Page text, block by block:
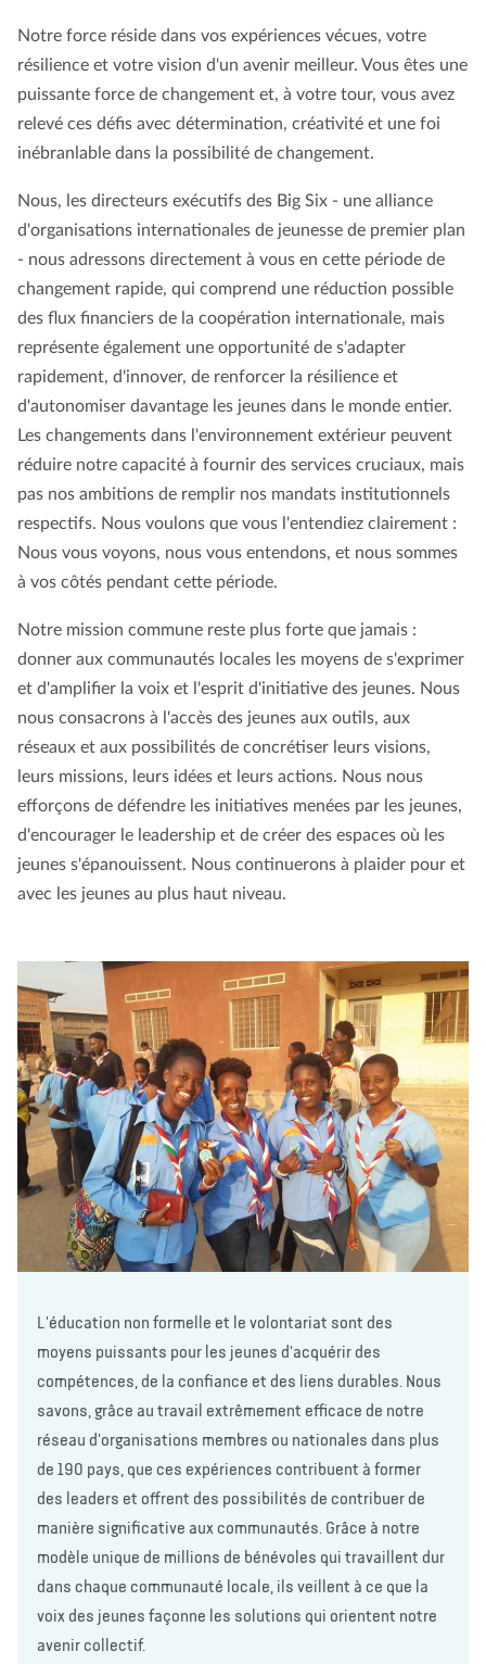
Notre force réside dans vos expériences vécues, votre
résilience et votre vision d'un avenir meilleur. Vous êtes une
puissante force de changement et, à votre tour, vous avez
relevé ces défis avec détermination, créativité et une foi
inébranlable dans la possibilité de changement.
Nous, les directeurs exécutifs des Big Six - une alliance
d'organisations internationales de jeunesse de premier plan
- nous adressons directement à vous en cette période de
changement rapide, qui comprend une réduction possible
des flux financiers de la coopération internationale, mais
représente également une opportunité de s'adapter
rapidement, d'innover, de renforcer la résilience et
d'autonomiser davantage les jeunes dans le monde entier.
Les changements dans l'environnement extérieur peuvent
réduire notre capacité à fournir des services cruciaux, mais
pas nos ambitions de remplir nos mandats institutionnels
respectifs. Nous voulons que vous l'entendiez clairement :
Nous vous voyons, nous vous entendons, et nous sommes
à vos côtés pendant cette période.
Notre mission commune reste plus forte que jamais :
donner aux communautés locales les moyens de s'exprimer
et d'amplifier la voix et l'esprit d'initiative des jeunes. Nous
nous consacrons à l'accès des jeunes aux outils, aux
réseaux et aux possibilités de concrétiser leurs visions,
leurs missions, leurs idées et leurs actions. Nous nous
efforçons de défendre les initiatives menées par les jeunes,
d'encourager le leadership et de créer des espaces où les
jeunes s'épanouissent. Nous continuerons à plaider pour et
avec les jeunes au plus haut niveau.
L'éducation non formelle et le volontariat sont des
moyens puissants pour les jeunes d'acquérir des
compétences, de la confiance et des liens durables. Nous
savons, grâce au travail extrêmement efficace de notre
réseau d'organisations membres ou nationales dans plus
de 190 pays, que ces expériences contribuent à former
des leaders et offrent des possibilités de contribuer de
manière significative aux communautés. Grâce à notre
modèle unique de millions de bénévoles qui travaillent dur
dans chaque communauté locale, ils veillent à ce que la
voix des jeunes façonne les solutions qui orientent notre
avenir collectif.